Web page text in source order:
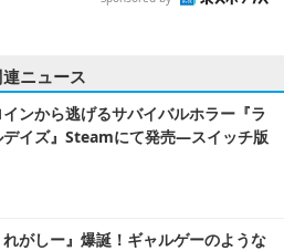
ニュース
ンから逃げるサバイバルホラー『ラ
デイズ』Steamにて発売―スイッチ版
れがしー』爆誕！ギャルゲーのような